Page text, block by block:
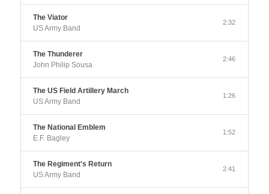
The Viator
US Army Band
2:32
The Thunderer
John Philip Sousa
2:46
The US Field Artillery March
US Army Band
1:26
The National Emblem
E.F. Bagley
1:52
The Regiment's Return
US Army Band
2:41